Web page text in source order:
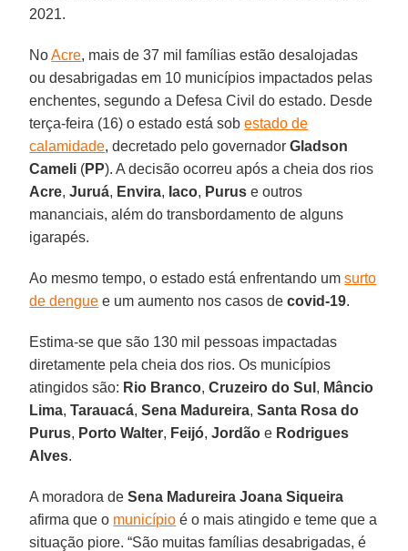
2021.
NoAcre, mais de 37 mil famílias estão desalojadas
ou desabrigadas em 10 municípios impactados pelas
enchentes, segundo a Defesa Civil do estado. Desde
terça-feira (16) o estado está sobestado de
calamidade, decretado pelo governadorGladson
Cameli (PP). A decisão ocorreu após a cheia dos rios
Acre,Juruá, Envira, Iaco, Purus e outros
mananciais, além do transbordamento de alguns
igarapés.
Ao mesmo tempo, o estado está enfrentando umsurto
de dengue e um aumento nos casos decovid-19.
Estima-se que são 130 mil pessoas impactadas
diretamente pela cheia dos rios. Os municípios
atingidos são: Rio Branco,Cruzeiro do Sul , Mâncio
Lima,Tarauacá,Sena Madureira,Santa Rosa do
Purus, Porto Walter, Feijó,Jordão e Rodrigues
Alves.
A moradora deSena Madureira Joana Siqueira
afirma que o município é o mais atingido e teme que a
situação piore. “São muitas famílias desabrigadas, é